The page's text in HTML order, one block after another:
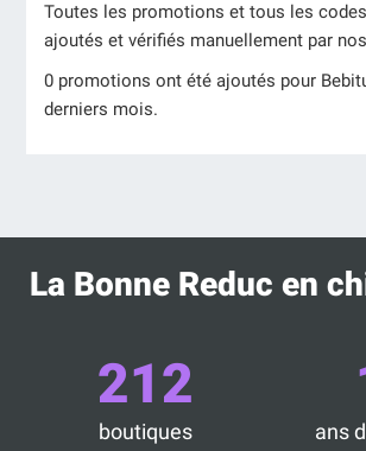
Toutes les promotions et tous les
ajoutés et vérifiés manuellement par
0 promotions ont été ajoutés pour
derniers mois.
La Bonne Reduc en
212
boutiques ans